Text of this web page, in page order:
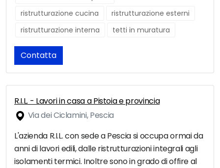
ristrutturazione cucina
ristrutturazione esterni
ristrutturazione interna
tetti in muratura
Contatta
R.I.L. - Lavori in casa a Pistoia e provincia
Via dei Ciclamini, Pescia
L'azienda R.I.L. con sede a Pescia si occupa ormai da
anni di lavori edili, dalle ristrutturazioni integrali agli
isolamenti termici. Inoltre sono in grado di offire al